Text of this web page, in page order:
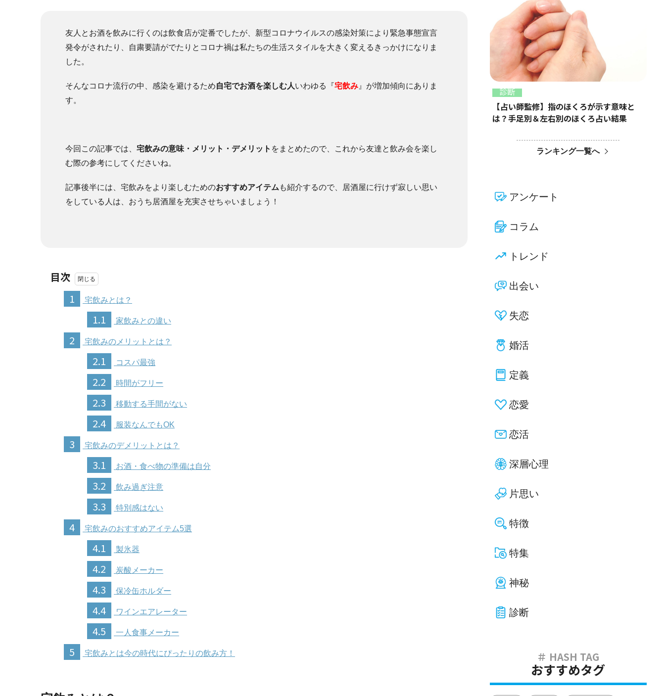
友人とお酒を飲みに行くのは飲食店が定番でしたが、新型コロナウイルスの感染対策により 緊急事態宣言
発令がされたり、自粛要請がでたりと コロナ禍は私たちの生活スタイルを大きく変えるきっかけになりま
した。
そんなコロナ流行の中、感染を避けるため自宅でお酒を楽しむ人いわゆる『宅飲み 』が増加傾向にありま
す。
今回この記事では、 宅飲みの意味・メリット・デメリット をまとめたので、これから友達と飲み会を楽し
む際の参考にしてくださいね。
記事後半には、宅飲みをより楽しむためのおすすめアイテム も紹介するので、居酒屋に行けず寂しい思い
をしている人は、おうち居酒屋を充実させちゃいましょう！
目次
1
宅飲みとは？
1.1 家飲みとの違い
2 宅飲みのメリットとは？
2.1 コスパ最強
2.2 時間がフリー
2.3 移動する手間がない
2.4 服装なんでもOK
3 宅飲みのデメリットとは？
3.1 お酒・食べ物の準備は自分
3.2 飲み過ぎ注意
3.3 特別感はない
4 宅飲みのおすすめアイテム5選
4.1 製氷器
4.2 炭酸メーカー
4.3 保冷缶ホルダー
4.4 ワインエアレーター
4.5 一人食事メーカー
5 宅飲みとは今の時代にぴったりの飲み方！
診断
【占い師監修】指のほくろが示す意味と
は？手足別＆左右別のほくろ占い結果
ランキング一覧へ
アンケート
コラム
トレンド
出会い
失恋
婚活
定義
恋愛
恋活
深層心理
片思い
特徴
特集
神秘
診断
おすすめタグ